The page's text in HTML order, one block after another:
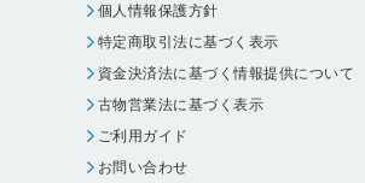
個人情報保護方針
特定商取引法に基づく表示
資金決済法に基づく情報提供について
古物営業法に基づく表示
ご利用ガイド
お問い合わせ